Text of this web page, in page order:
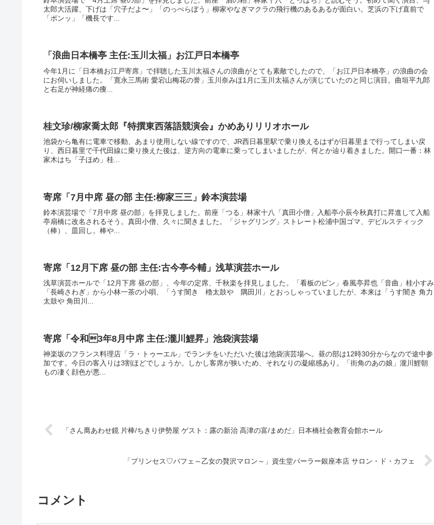
太郎大活躍、下げは「穴子だよ〜」「のっぺらぼう」柳家やなぎマクラの飛行機のあるあるが面白い。芝浜の下げ直前で
「ポンッ」「機長です...
「浪曲日本橋亭 主任:玉川太福」お江戸日本橋亭
今年1月に「日本橋お江戸寄席」で拝聴した玉川太福さんの浪曲がとても素敵でしたので、「お江戸日本橋亭」の浪曲の会
にお伺いしました。「寛永三馬術 愛宕山梅花の誉」玉川奈みほ1月に玉川太福さんが演じていたのと同じ演目。曲垣平九郎
と右足が神経痛の痩...
桂文珍/柳家喬太郎『特撰東西落語競演会』かめありリリオホール
池袋から亀有に電車で移動、あまり使用しない線ですので、JR西日暮里駅で乗り換えるはずが日暮里まで行ってしまい戻
り、西日暮里で千代田線に乗り換えた後は、逆方向の電車に乗ってしまいましたが、何とか辿り着きました。開口一番：林
家木はち「子ほめ」桂...
寄席「7月中席 昼の部 主任:柳家三三」鈴本演芸場
鈴本演芸場で「7月中席 昼の部」を拝見しました。前座「つる」林家十八「真田小僧」入船亭小辰今秋真打に昇進して入船
亭扇橋に改名されるそう。真田小僧、久々に聞きました。「ジャグリング」ストレート松浦中国ゴマ、デビルスティック
（棒）、皿回し。棒や...
寄席「12月下席 昼の部 主任:古今亭今輔」浅草演芸ホール
浅草演芸ホールで「12月下席 昼の部」、今年の定席、千秋楽を拝見しました。「看板のピン」春風亭昇也「音曲」桂小すみ
「長崎さわぎ」から小林一茶の小唄、「うす闇き 櫓太鼓や 隅田川」とおっしゃっていましたが、本来は「うす闇き 角力
太鼓や 角田川...
寄席「令和3年8月中席 主任:瀧川鯉昇」池袋演芸場
神楽坂のフランス料理店「ラ・トゥーエル」でランチをいただいた後は池袋演芸場へ。昼の部は12時30分からなので途中参
加です。今日の客入りは3割ほどでしょうか。しかし客席が狭いため、それなりの凝縮感あり。「街角のあの娘」瀧川鯉朝
もの凄く顔色が悪...
「さん喬あわせ鏡 片棒/ちきり伊勢屋 ゲスト：露の新治 高津の富/まめだ」日本橋社会教育会館ホール
「プリンセス♡パフェ～乙女の贅沢マロン～」資生堂パーラー銀座本店 サロン・ド・カフェ
コメント